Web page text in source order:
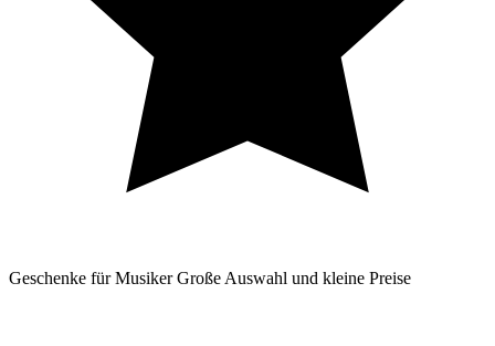
Geschenke für Musiker Große Auswahl und kleine Preise